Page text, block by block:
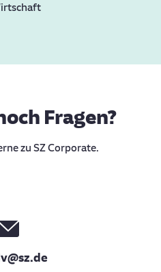
Fragen?
zu SZ Corporate.